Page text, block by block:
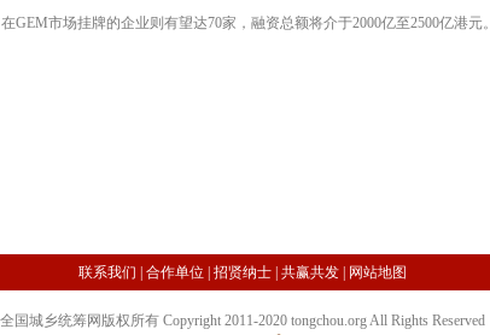
市场挂牌的企业则有望达70家，融资总额将介于2000亿至2500亿港元。
联系我们 合作单位 招贤纳士 共赢共发 网站地图
全国城乡统筹网版权所有 Copyright 2011-2020 tongchou.org All Rights Reserved